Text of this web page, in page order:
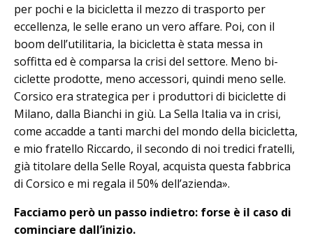
per pochi e la bicicletta il mezzo di trasporto per
eccellenza, le selle erano un vero affare. Poi, con il
boom dell’utilitaria, la bicicletta è stata messa in
soffitta ed è comparsa la crisi del settore. Meno bi­
ciclette prodotte, meno accessori, quindi meno selle.
Corsico era strategica per i produttori di biciclette di
Mi­lano, dalla Bianchi in giù. La Sella Ita­lia va in crisi,
come accadde a tanti marchi del mondo della bicicletta,
e mio fratello Riccardo, il secondo di noi tredici fratelli,
già titolare della Selle Royal, acquista questa fabbrica
di Cor­sico e mi regala il 50% dell’azienda».
Facciamo però un passo indietro: forse è il caso di
cominciare dall’inizio.